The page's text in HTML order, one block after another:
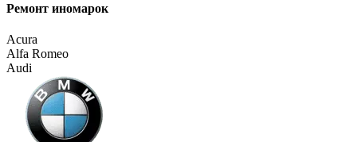
Ремонт иномарок
Acura
Alfa Romeo
Audi